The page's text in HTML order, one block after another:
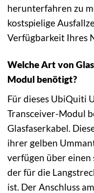
herunterfahren zu
kostspielige
Verfügbarkeit Ihres
Welche Art von
Modul benötigt?
Für dieses UbiQuiti
Transceiver-Modul
Glasfaserkabel.
ihrer gelben
verfügen über einen
der für die
ist. Der Anschluss